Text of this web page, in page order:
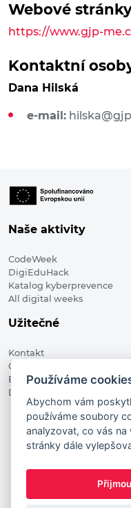
Webové
https://www.gjp-
Kontaktní
Dana Hilská
e-mail:
Naše aktivity
CodeWeek
DigiEduHack
Katalog kyberprevence
All digital weeks
Užitečné
Kontakt
Členské organizace
Blog
Digitalizace ve vzdělávání
DigiKoalice
Vstup
This project has
Commission Innovation
Používáme
Abychom vám
používáme soubory
analyzovat, co vás na
stránky dále